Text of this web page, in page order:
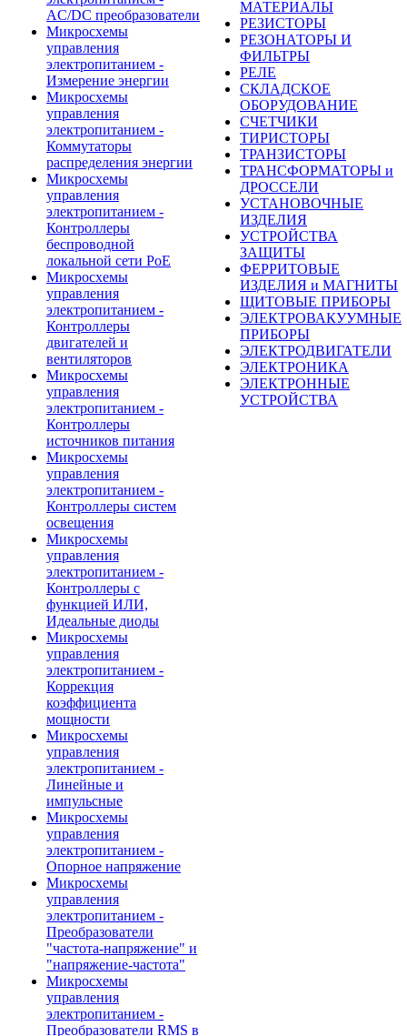
AC/DC преобразователи
Микросхемы
управления
электропитанием -
Измерение энергии
Микросхемы
управления
электропитанием -
Коммутаторы
распределения энергии
Микросхемы
управления
электропитанием -
Контроллеры
беспроводной
локальной сети PoE
Микросхемы
управления
электропитанием -
Контроллеры
двигателей и
вентиляторов
Микросхемы
управления
электропитанием -
Контроллеры
источников питания
Микросхемы
управления
электропитанием -
Контроллеры систем
освещения
Микросхемы
управления
электропитанием -
Контроллеры с
функцией ИЛИ,
Идеальные диоды
Микросхемы
управления
электропитанием -
Коррекция
коэффициента
мощности
Микросхемы
управления
электропитанием -
Линейные и
импульсные
Микросхемы
управления
электропитанием -
Опорное напряжение
Микросхемы
управления
электропитанием -
Преобразователи
"частота-напряжение" и
"напряжение-частота"
Микросхемы
управления
электропитанием -
Преобразователи RMS в
МАТЕРИАЛЫ
РЕЗИСТОРЫ
РЕЗОНАТОРЫ И
ФИЛЬТРЫ
РЕЛЕ
СКЛАДСКОЕ
ОБОРУДОВАНИЕ
СЧЕТЧИКИ
ТИРИСТОРЫ
ТРАНЗИСТОРЫ
ТРАНСФОРМАТОРЫ и
ДРОССЕЛИ
УСТАНОВОЧНЫЕ
ИЗДЕЛИЯ
УСТРОЙСТВА
ЗАЩИТЫ
ФЕРРИТОВЫЕ
ИЗДЕЛИЯ и МАГНИТЫ
ЩИТОВЫЕ ПРИБОРЫ
ЭЛЕКТРОВАКУУМНЫЕ
ПРИБОРЫ
ЭЛЕКТРОДВИГАТЕЛИ
ЭЛЕКТРОНИКА
ЭЛЕКТРОННЫЕ
УСТРОЙСТВА